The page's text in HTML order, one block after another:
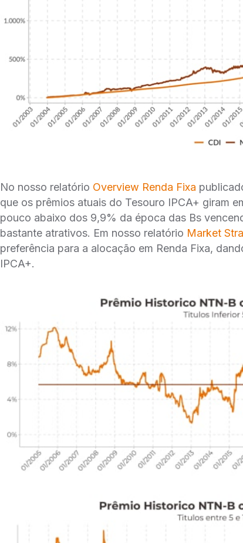
No nosso relatório Overview Renda Fixa
que os prêmios atuais do Tesouro IPCA+ giram
pouco abaixo dos 9,9% da época das Bs
bastante atrativos. Em nosso relatório Market
preferência para a alocação em Renda Fixa,
IPCA+.